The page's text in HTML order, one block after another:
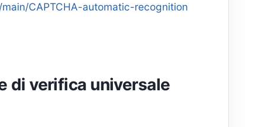
CAPTCHA-automatic-recognition
di verifica universale